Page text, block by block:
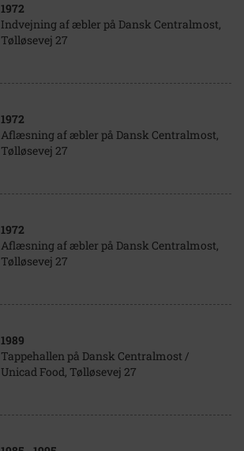
1972
Indvejning af æbler på Dansk Centralmost,
Tølløsevej 27
1972
Aflæsning af æbler på Dansk Centralmost,
Tølløsevej 27
1972
Aflæsning af æbler på Dansk Centralmost,
Tølløsevej 27
1989
Tappehallen på Dansk Centralmost /
Unicad Food, Tølløsevej 27